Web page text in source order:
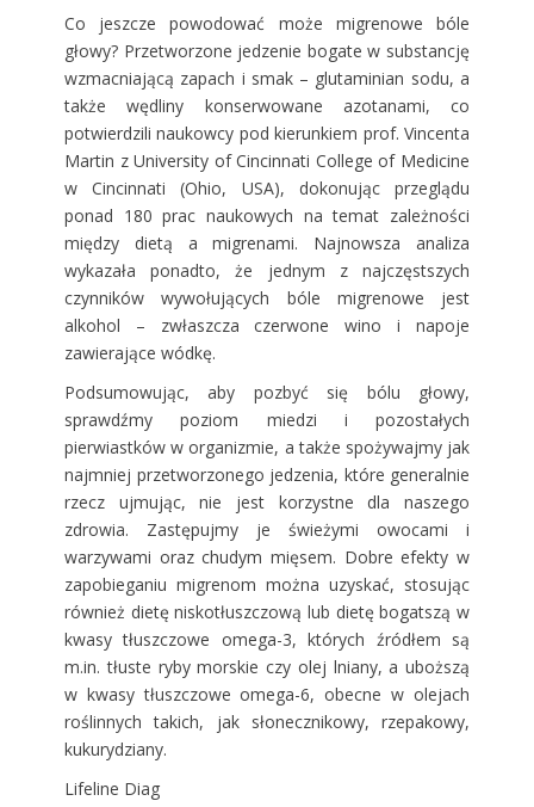
Co jeszcze powodować może migrenowe bóle
głowy? Przetworzone jedzenie bogate w substancję
wzmacniającą zapach i smak – glutaminian sodu, a
także wędliny konserwowane azotanami, co
potwierdzili naukowcy pod kierunkiem prof. Vincenta
Martin z University of Cincinnati College of Medicine
w Cincinnati (Ohio, USA), dokonując przeglądu
ponad 180 prac naukowych na temat zależności
między dietą a migrenami. Najnowsza analiza
wykazała ponadto, że jednym z najczęstszych
czynników wywołujących bóle migrenowe jest
alkohol – zwłaszcza czerwone wino i napoje
zawierające wódkę.
Podsumowując, aby pozbyć się bólu głowy,
sprawdźmy poziom miedzi i pozostałych
pierwiastków w organizmie, a także spożywajmy jak
najmniej przetworzonego jedzenia, które generalnie
rzecz ujmując, nie jest korzystne dla naszego
zdrowia. Zastępujmy je świeżymi owocami i
warzywami oraz chudym mięsem. Dobre efekty w
zapobieganiu migrenom można uzyskać, stosując
również dietę niskotłuszczową lub dietę bogatszą w
kwasy tłuszczowe omega-3, których źródłem są
m.in. tłuste ryby morskie czy olej lniany, a uboższą
w kwasy tłuszczowe omega-6, obecne w olejach
roślinnych takich, jak słonecznikowy, rzepakowy,
kukurydziany.
Lifeline Diag